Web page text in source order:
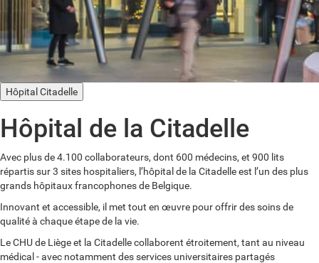
Hôpital Citadelle
Hôpital de la Citadelle
Avec plus de 4.100 collaborateurs, dont 600 médecins, et 900 lits
répartis sur 3 sites hospitaliers, l’hôpital de la Citadelle est l’un des plus
grands hôpitaux francophones de Belgique.
Innovant et accessible, il met tout en œuvre pour offrir des soins de
qualité à chaque étape de la vie.
Le CHU de Liège et la Citadelle collaborent étroitement, tant au niveau
médical - avec notamment des services universitaires partagés